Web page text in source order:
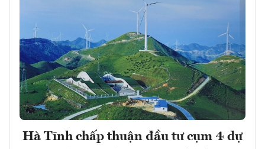
Hà Tĩnh chấp thuận đầu tư cụm 4 dự